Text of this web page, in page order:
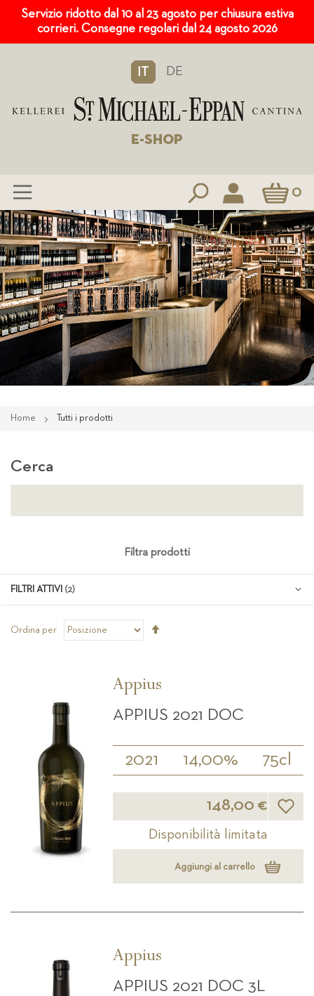
Servizio ridotto dal 10 al 23 agosto per chiusura estiva
corrieri. Consegne regolari dal 24 agosto 2026
IT DE
E-SHOP
Carrello0
Salta
al
contenuto
Home Tutti i prodotti
Ordina per
Appius
APPIUS 2021 DOC
2021 14,00% 75cl
148,00 € Lista
Disponibilità limitata
Aggiungi al carrello
Appius
APPIUS 2021 DOC 3L
Cerca
Filtra prodotti
FILTRI ATTIVI